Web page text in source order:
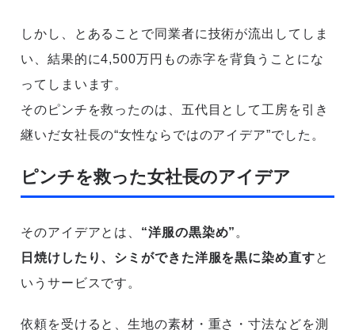
しかし、とあることで同業者に技術が流出してしま
い、結果的に4,500万円もの赤字を背負うことにな
ってしまいます。
そのピンチを救ったのは、五代目として工房を引き
継いだ女社長の“女性ならではのアイデア”でした。
ピンチを救った女社長のアイデア
そのアイデアとは、 “洋服の黒染め” 。
日焼けしたり、シミができた洋服を黒に染め直すと
いうサービスです。
依頼を受けると、生地の素材・重さ・寸法などを測